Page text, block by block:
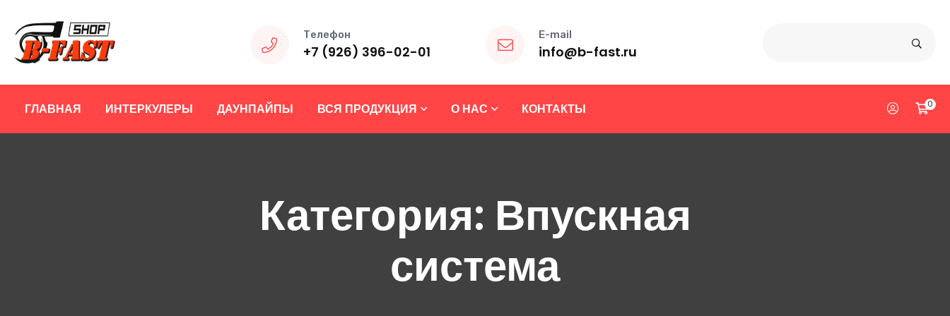
Телефон
+7 (926) 396-02-01
E-mail
info@b-fast.ru
ГЛАВНАЯ ИНТЕРКУЛЕРЫ ДАУНПАЙПЫ ВСЯ ПРОДУКЦИЯ О НАС КОНТАКТЫ 0
Категория: Впускная
система